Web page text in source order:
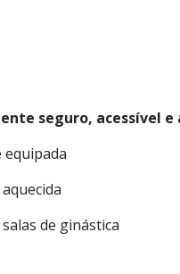
seguro, acessível e
equipada
de ginástica